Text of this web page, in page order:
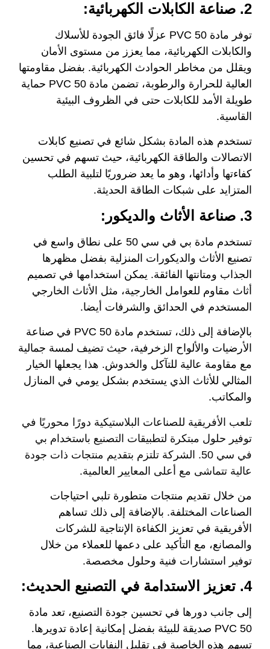
2. صناعة الكابلات الكهربائية:
توفر مادة PVC 50 عزلًا فائق الجودة للأسلاك
والكابلات الكهربائية، مما يعزز من مستوى الأمان
ويقلل من مخاطر الحوادث الكهربائية. بفضل مقاومتها
العالية للحرارة والرطوبة، تضمن مادة PVC 50 حماية
طويلة الأمد للكابلات حتى في الظروف البيئية
القاسية.
تستخدم هذه المادة بشكل شائع في تصنيع كابلات
الاتصالات والطاقة الكهربائية، حيث تسهم في تحسين
كفاءتها وأدائها، وهو ما يعد ضروريًا لتلبية الطلب
المتزايد على شبكات الطاقة الحديثة.
3. صناعة الأثاث والديكور:
تستخدم مادة بي في سي 50 على نطاق واسع في
تصنيع الأثاث والديكورات المنزلية بفضل مظهرها
الجذاب ومتانتها الفائقة. يمكن استخدامها في تصميم
أثاث مقاوم للعوامل الخارجية، مثل الأثاث الخارجي
المستخدم في الحدائق والشرفات أيضا.
بالإضافة إلى ذلك، تستخدم مادة PVC 50 في صناعة
الأرضيات والألواح الزخرفية، حيث تضيف لمسة جمالية
مع مقاومة عالية للتآكل والخدوش. هذا يجعلها الخيار
المثالي للأثاث الذي يستخدم بشكل يومي في المنازل
والمكاتب.
تلعب الأفريقية للصناعات البلاستيكية دورًا محوريًا في
توفير حلول مبتكرة لتطبيقات التصنيع باستخدام بي
في سي 50. الشركة تلتزم بتقديم منتجات ذات جودة
عالية تتماشى مع أعلى المعايير العالمية.
من خلال تقديم منتجات متطورة تلبي احتياجات
الصناعات المختلفة. بالإضافة إلى ذلك تساهم
الأفريقية في تعزيز الكفاءة الإنتاجية للشركات
والمصانع، مع التأكيد على دعمها للعملاء من خلال
توفير استشارات فنية وحلول مخصصة.
4. تعزيز الاستدامة في التصنيع الحديث:
إلى جانب دورها في تحسين جودة التصنيع، تعد مادة
PVC 50 صديقة للبيئة بفضل إمكانية إعادة تدويرها.
تسهم هذه الخاصية في تقليل النفايات الصناعية، مما